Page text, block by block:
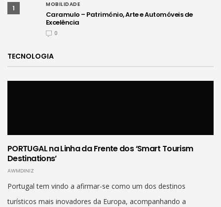
1 MOBILIDADE
Caramulo – Património, Arte e Automóveis de
Excelência
0
TECNOLOGIA
PORTUGAL na Linha da Frente dos ‘Smart Tourism
Destinations’
AWMDINIZ
Portugal tem vindo a afirmar-se como um dos destinos
turísticos mais inovadores da Europa, acompanhando a